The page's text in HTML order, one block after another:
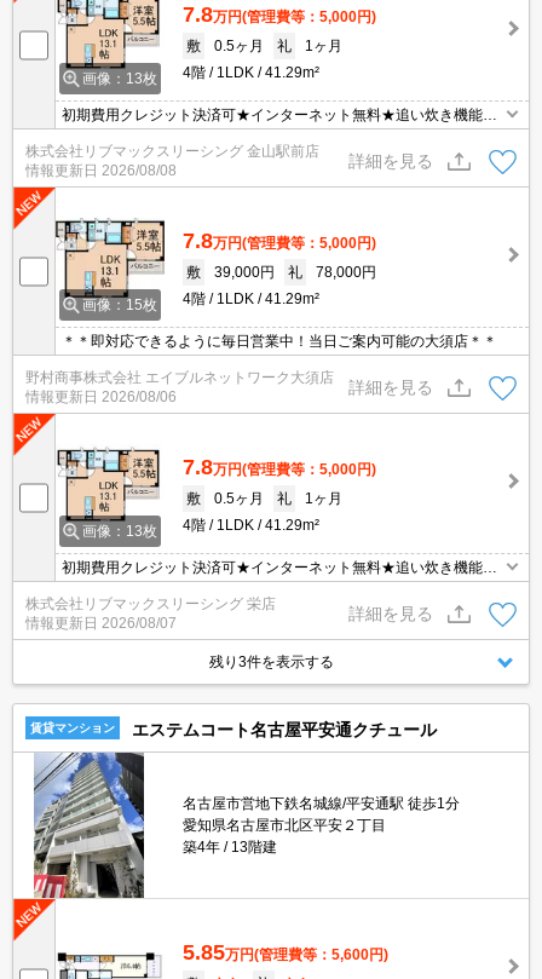
画像：13枚
7.8万円(管理費等：5,000円)
敷
0.5ヶ月 礼
1ヶ月
4階
1LDK 41.29m²
初期費用クレジット決済可★インターネット無料★追い炊き機能な
ピング施設が徒歩圏内にあって便利な立地です！
株式会社リブマックスリーシング 金山駅前店
情報更新日 2026/08/08
詳細を見る
画像：15枚
7.8万円(管理費等：5,000円)
敷
39,000円 礼
78,000円
4階
1LDK 41.29m²
＊＊即対応できるように毎日営業中！当日ご案内可能の大須店＊＊
野村商事株式会社 エイブルネットワーク大須店
情報更新日 2026/08/06
詳細を見る
画像：13枚
7.8万円(管理費等：5,000円)
敷
0.5ヶ月 礼
1ヶ月
4階
1LDK 41.29m²
初期費用クレジット決済可★インターネット無料★追い炊き機能な
ピング施設が徒歩圏内にあって便利な立地です！
株式会社リブマックスリーシング 栄店
情報更新日 2026/08/07
詳細を見る
残り3件を表示する
賃貸マンション エステムコート名古屋平安通クチュール
名古屋市営地下鉄名城線/平安通駅 徒歩1分
愛知県名古屋市北区平安２丁目
築4年
13階建
5.85万円(管理費等：5,600円)